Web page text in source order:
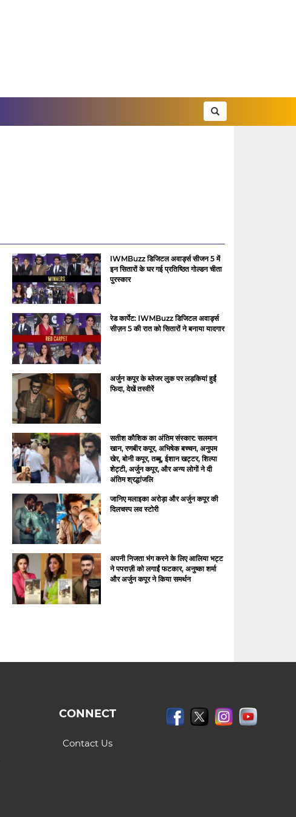
IWMBuzz डिजिटल अवार्ड्स सीजन 5 में
इन सितारों के घर गई प्रतिष्ठित गोल्डन चीता
पुरस्कार
रेड कार्पेट: IWMBuzz डिजिटल अवार्ड्स
सीज़न 5 की रात को सितारों ने बनाया यादगार
अर्जुन कपूर के ब्लेजर लुक पर लड़कियां हुईं
फिदा, देखें तस्वीरें
सतीश कौशिक का अंतिम संस्कार: सलमान
खान, रणबीर कपूर, अभिषेक बच्चन, अनुपम
खेर, बोनी कपूर, तब्बू, ईशान खट्टर, शिल्पा
शेट्टी, अर्जुन कपूर, और अन्य लोगों ने दी
अंतिम श्रद्धांजलि
जानिए मलाइका अरोड़ा और अर्जुन कपूर की
दिलचस्प लव स्टोरी
अपनी निजता भंग करने के लिए आलिया भट्ट
ने पपराज़ी को लगाईं फटकार, अनुष्का शर्मा
और अर्जुन कपूर ने किया समर्थन
CONNECT
Contact Us